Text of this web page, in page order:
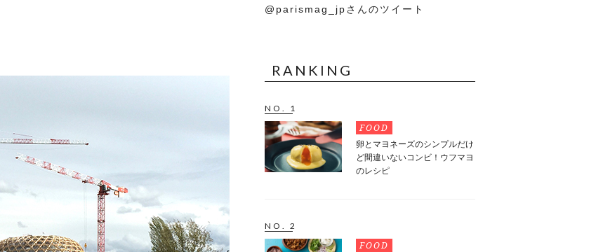
@parismag_jpさんのツイート
RANKING
NO. 1
FOOD
卵とマヨネーズのシンプルだけ
ど間違いないコンビ！ウフマヨ
のレシピ
NO. 2
FOOD